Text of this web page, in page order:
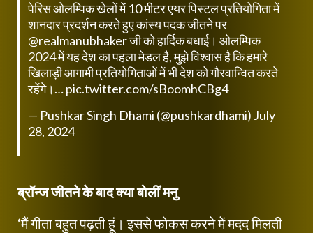
पेरिस ओलम्पिक खेलों में 10 मीटर एयर पिस्टल प्रतियोगिता में
शानदार प्रदर्शन करते हुए कांस्य पदक जीतने पर
@realmanubhakerजी को हार्दिक बधाई। ओलम्पिक
2024 में यह देश का पहला मेडल है, मुझे विश्वास है कि हमारे
खिलाड़ी आगामी प्रतियोगिताओं में भी देश को गौरवान्वित करते
रहेंगे।…pic.twitter.com/sBoomhCBg4
— Pushkar Singh Dhami (@pushkardhami) July
28, 2024
ब्रॉन्ज जीतने के बाद क्या बोलीं मनु
‘मैं गीता बहुत पढ़ती हूं। इससे फोकस करने में मदद मिलती